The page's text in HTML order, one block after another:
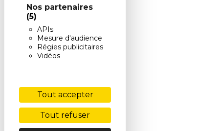
Nos partenaires
(5)
APIs
Mesure d'audience
Régies publicitaires
Vidéos
Tout accepter
Tout refuser